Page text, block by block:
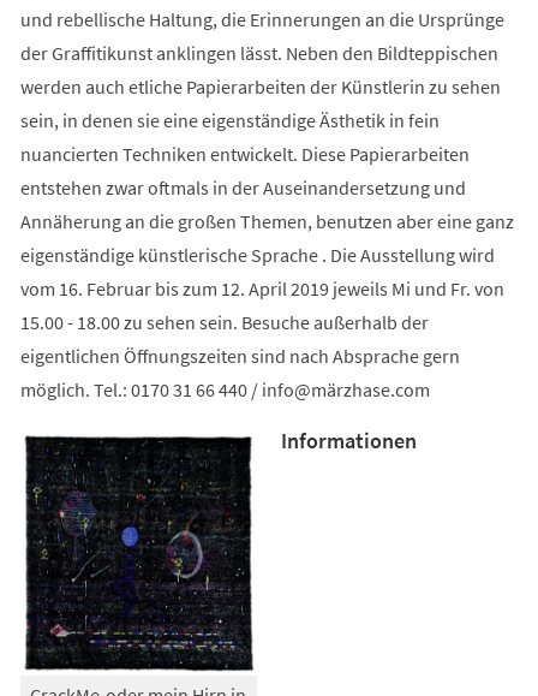
und rebellische Haltung, die Erinnerungen an die Ursprünge
der Graffitikunst anklingen lässt. Neben den Bildteppischen
werden auch etliche Papierarbeiten der Künstlerin zu sehen
sein, in denen sie eine eigenständige Ästhetik in fein
nuancierten Techniken entwickelt. Diese Papierarbeiten
entstehen zwar oftmals in der Auseinandersetzung und
Annäherung an die großen Themen, benutzen aber eine ganz
eigenständige künstlerische Sprache . Die Ausstellung wird
vom 16. Februar bis zum 12. April 2019 jeweils Mi und Fr. von
15.00 - 18.00 zu sehen sein. Besuche außerhalb der
eigentlichen Öffnungszeiten sind nach Absprache gern
möglich. Tel.: 0170 31 66 440 / info märzhase com
Informationen